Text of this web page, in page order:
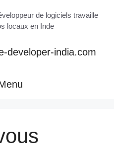
de logiciels travaille
locaux en Inde
developer-india.com